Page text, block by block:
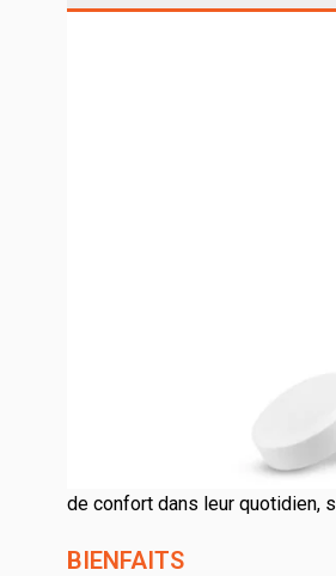
QU'EST-CE QUE LE
Le magnésium est un minéral
à la détente musculaire et à
L’organisme ne le fabrique
augmentent, en période de
Dans cette formule, Granions a
particulièrement aux
LES BIENFAITS &
UNE EFFICACITÉ CIBLÉE
Le Magnésium Effervescent
de confort dans leur quotidien,
BIENFAITS